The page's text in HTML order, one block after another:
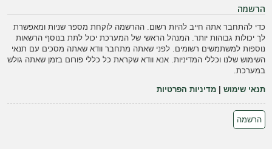
הרשמה
כדי להתחבר אתה חייב להיות רשום. ההרשמה לוקחת מספר שניות ומאפשרת
לך יכולות גבוהות יותר. המנהל הראשי של המערכת יכול לתת בנוסף הרשאות
נוספות למשתמשים רשומים. לפני שאתה מתחבר וודא שאתה מסכים עם תנאי
השימוש שלנו וכללי המדיניות. אנא וודא שקראת כל כללי פורום בזמן שאתה גולש
במערכת.
תנאי שימוש |מדיניות הפרטיות
הרשמה